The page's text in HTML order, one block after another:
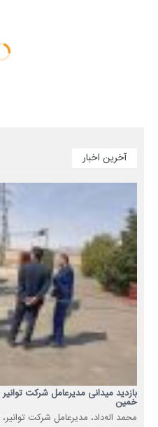
آخرین اخبار
بازدید میدانی مدیرعامل شرکت
خمین
محمد اله‌داد، مدیرعامل شرکت